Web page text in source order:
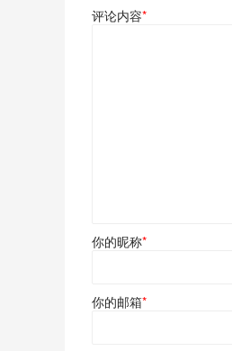
评论内容*
你的昵称*
你的邮箱*